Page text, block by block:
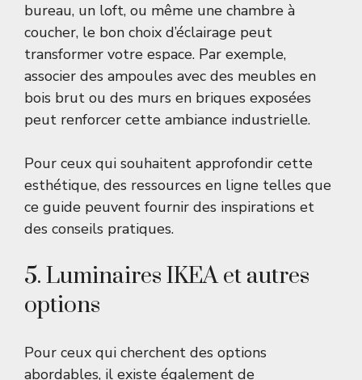
bureau, un loft, ou même une chambre à
coucher, le bon choix d’éclairage peut
transformer votre espace. Par exemple,
associer des ampoules avec des meubles en
bois brut ou des murs en briques exposées
peut renforcer cette ambiance industrielle.
Pour ceux qui souhaitent approfondir cette
esthétique, des ressources en ligne telles que
ce guide peuvent fournir des inspirations et
des conseils pratiques.
5. Luminaires IKEA et autres
options
Pour ceux qui cherchent des options
abordables, il existe également de